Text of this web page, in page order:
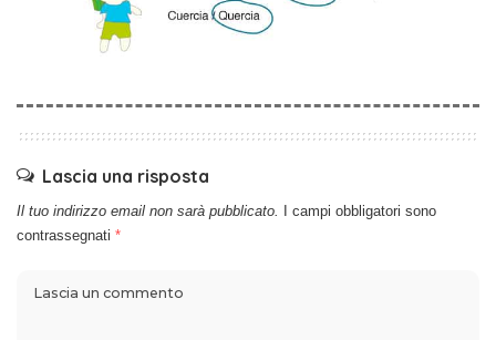
Lascia una risposta
Il tuo indirizzo email non sarà pubblicato.
I campi obbligatori sono
contrassegnati *